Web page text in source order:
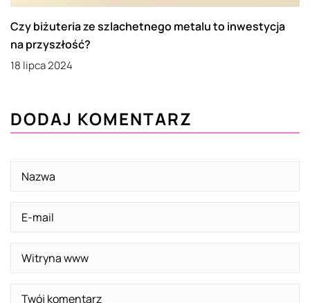
Czy biżuteria ze szlachetnego metalu to inwestycja
na przyszłość?
18 lipca 2024
DODAJ KOMENTARZ